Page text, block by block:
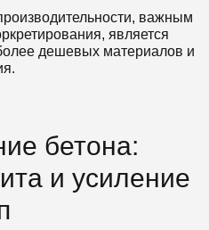
важным
является
дешевых материалов и
бетона:
и усиление